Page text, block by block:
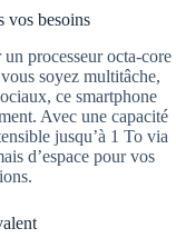
vos besoins
processeur octa-core
soyez multitâche,
ce smartphone
Avec une capacité
jusqu’à 1 To via
d’espace pour vos